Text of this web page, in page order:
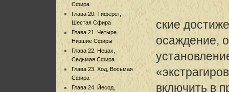
Сфира
Глава 20. Тиферет,
Шестая Сфира
Глава 21. Четыре
Низшие Сфиры
Глава 22. Нецах,
Седьмая Сфира
Глава 23. Ход, Восьмая
Сфира
Глава 24. Йесод,
ские
осаждение,
включить в